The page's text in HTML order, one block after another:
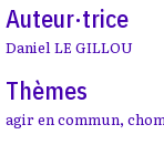
Auteur·trice
Daniel LE GILLOU
Thèmes
agir en commun,